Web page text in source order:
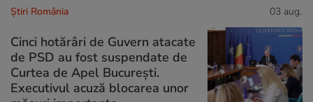
Știri România 03 aug.
Cinci hotărâri de Guvern atacate
de PSD au fost suspendate de
Curtea de Apel București.
Executivul acuză blocarea unor